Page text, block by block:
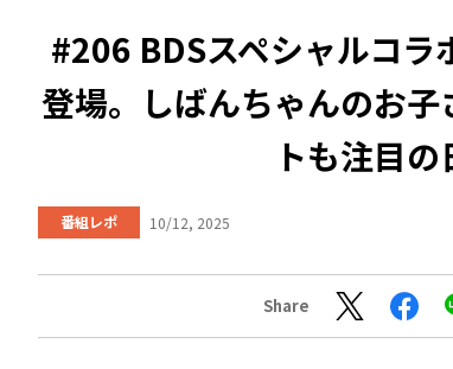
#206 BDSスペシャルコ
登場。しばんちゃんのお
トも注目
番組レポ 10/12, 2025
Share